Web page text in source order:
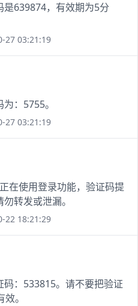
是639874，有效期为5分
27 03:21:19
：5755。
27 03:21:19
在使用登录功能，验证码提
转发或泄漏。
22 18:21:29
码：533815。请不要把验证
。